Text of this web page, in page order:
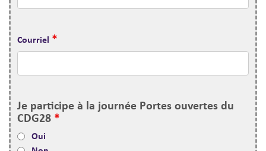
Courriel *
Je participe à la journée Portes ouvertes du
CDG28 *
Oui